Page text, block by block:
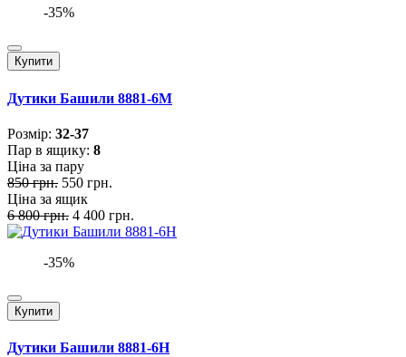
-35%
Купити
Дутики Башили 8881-6M
Розмiр: 32-37
Пар в ящику: 8
Ціна за пару
850 грн. 550 грн.
Ціна за ящик
6 800 грн. 4 400 грн.
-35%
Купити
Дутики Башили 8881-6H